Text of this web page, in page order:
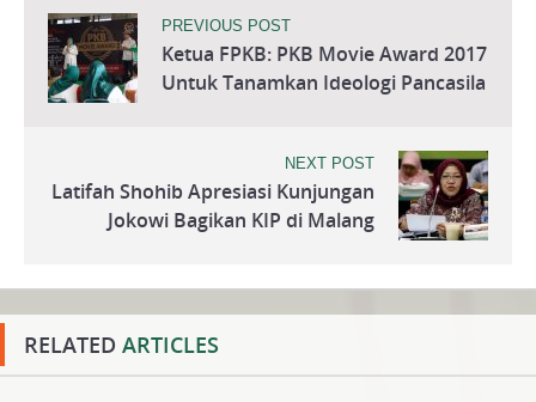
PREVIOUS POST
Ketua FPKB: PKB Movie Award 2017
Untuk Tanamkan Ideologi Pancasila
NEXT POST
Latifah Shohib Apresiasi Kunjungan
Jokowi Bagikan KIP di Malang
RELATED ARTICLES